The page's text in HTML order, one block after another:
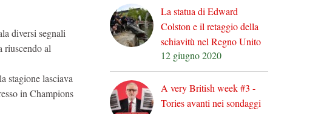
diversi segnali
riuscendo al
stagione lasciava
in Champions
La statua di Edward
Colston e il retaggio della
schiavitù nel Regno Unito
12 giugno 2020
A very British week #3 -
Tories avanti nei sondaggi